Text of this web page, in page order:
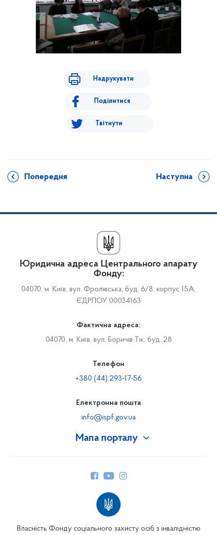
Надрукувати
Поділитися
Твітнути
Попередня Наступна
Мапа порталу
Юридична адреса Центрального апарату
Фонду:
04070, м. Київ, вул. Фролівська, буд. 6/8, корпус 15А,
ЄДРПОУ 00034163
Фактична адреса:
04070, м. Київ, вул. Боричів Тік, буд. 28
Телефон
+380 (44) 293-17-56
Електронна пошта
info@ispf.gov.ua
Власність Фонду соціального захисту осіб з інвалідністю